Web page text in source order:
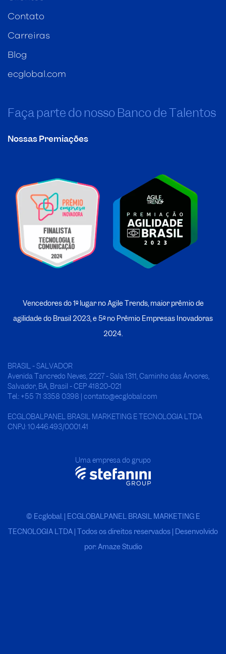
Contato
Carreiras
Blog
ecglobal.com
Faça parte do nosso Banco de Talentos
Nossas Premiações
Vencedores do 1º lugar no Agile Trends, maior prêmio de
agilidade do Brasil 2023, e 5º no Prêmio Empresas Inovadoras
2024.
BRASIL - SALVADOR
Avenida Tancredo Neves, 2227 - Sala 1311, Caminho das Árvores,
Salvador, BA, Brasil - CEP 41820-021
Tel.: +55 71 3358 0398 | contato@ecglobal.com
ECGLOBALPANEL BRASIL MARKETING E TECNOLOGIA LTDA
CNPJ: 10.446.493/0001.41
Uma empresa do grupo
© Ecglobal. | ECGLOBALPANEL BRASIL MARKETING E
TECNOLOGIA LTDA | Todos os direitos reservados | Desenvolvido
por: Amaze Studio